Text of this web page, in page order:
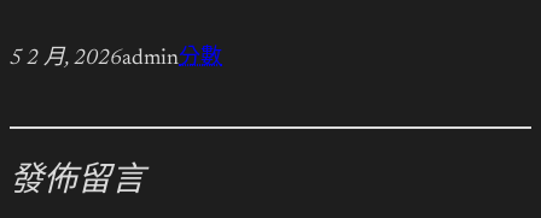
5 2 月, 2026admin分數
發佈留言